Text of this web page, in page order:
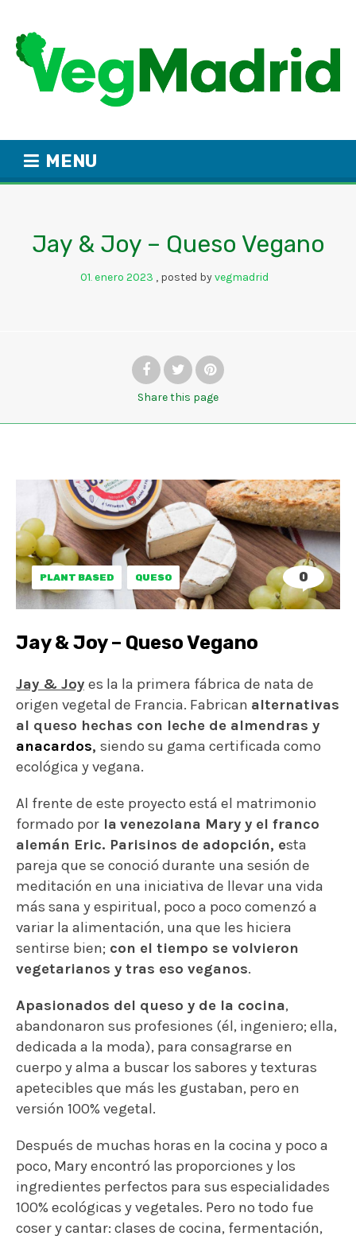
MENU
Jay & Joy – Queso Vegano
01. enero 2023 posted byvegmadrid
Sharethis page
PLANT BASED QUESO 0
Jay & Joy – Queso Vegano
Jay & Joy es la la primera fábrica de nata de
origen vegetal de Francia. Fabrican alternativas
al queso hechas con leche de almendras y
anacardos, siendo su gama certificada como
ecológica y vegana.
Al frente de este proyecto está el matrimonio
formado por la venezolana Mary y el franco
alemán Eric. Parisinos de adopción, esta
pareja que se conoció durante una sesión de
meditación en una iniciativa de llevar una vida
más sana y espiritual, poco a poco comenzó a
variar la alimentación, una que les hiciera
sentirse bien; con el tiempo se volvieron
vegetarianos y tras eso veganos.
Apasionados del queso y de la cocina,
abandonaron sus profesiones (él, ingeniero; ella,
dedicada a la moda), para consagrarse en
cuerpo y alma a buscar los sabores y texturas
apetecibles que más les gustaban, pero en
versión 100% vegetal.
Después de muchas horas en la cocina y poco a
poco, Mary encontró las proporciones y los
ingredientes perfectos para sus especialidades
100% ecológicas y vegetales. Pero no todo fue
coser y cantar: clases de cocina, fermentación,